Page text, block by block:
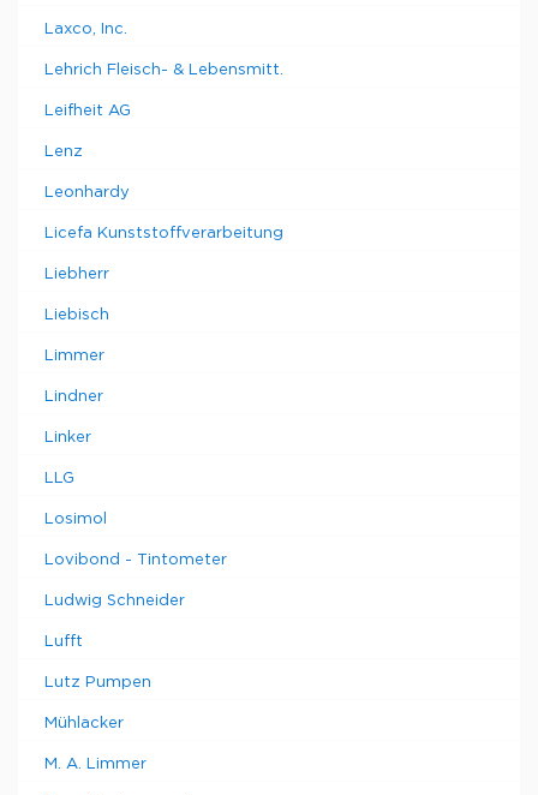
Laxco, Inc.
Lehrich Fleisch- & Lebensmitt.
Leifheit AG
Lenz
Leonhardy
Licefa Kunststoffverarbeitung
Liebherr
Liebisch
Limmer
Lindner
Linker
LLG
Losimol
Lovibond - Tintometer
Ludwig Schneider
Lufft
Lutz Pumpen
Mühlacker
M. A. Limmer